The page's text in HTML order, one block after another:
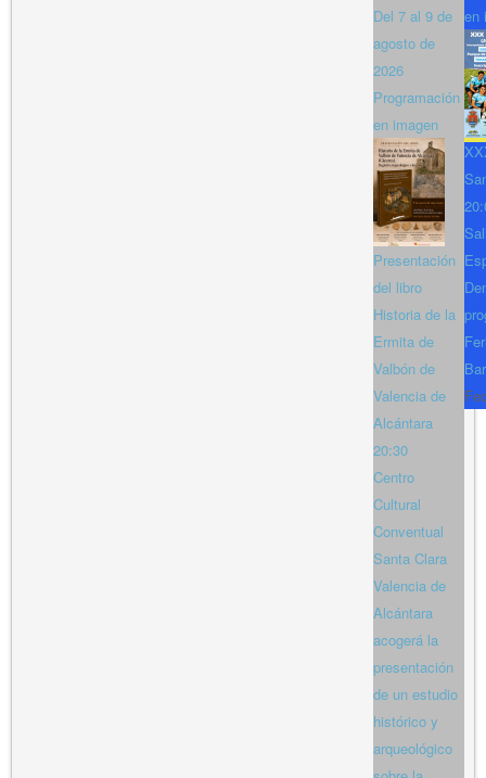
Del 7 al 9 de
agosto de
2026
Programación
en imagen
Presentación
del libro
Historia de la
Ermita de
Valbón de
Valencia de
Alcántara
20:30
Centro
Cultural
Conventual
Santa Clara
Valencia de
Alcántara
acogerá la
presentación
de un estudio
histórico y
arqueológico
en